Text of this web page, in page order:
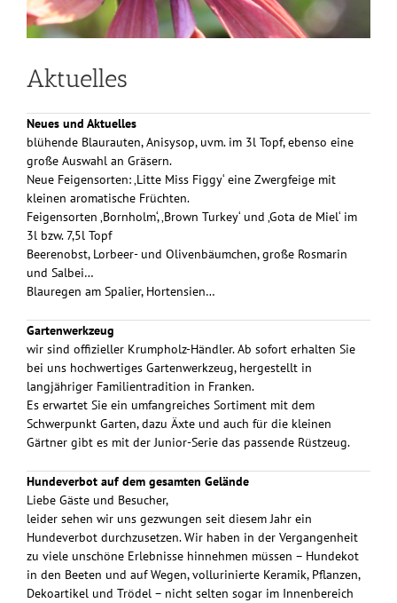
Aktuelles
Neues und Aktuelles
blühende Blaurauten, Anisysop, uvm. im 3l Topf, ebenso eine
große Auswahl an Gräsern.
Neue Feigensorten: ‚Litte Miss Figgy‘ eine Zwergfeige mit
kleinen aromatische Früchten.
Feigensorten ‚Bornholm‘, ‚Brown Turkey‘ und ‚Gota de Miel‘ im
3l bzw. 7,5l Topf
Beerenobst, Lorbeer- und Olivenbäumchen, große Rosmarin
und Salbei…
Blauregen am Spalier, Hortensien…
Gartenwerkzeug
wir sind offizieller Krumpholz-Händler. Ab sofort erhalten Sie
bei uns hochwertiges Gartenwerkzeug, hergestellt in
langjähriger Familientradition in Franken.
Es erwartet Sie ein umfangreiches Sortiment mit dem
Schwerpunkt Garten, dazu Äxte und auch für die kleinen
Gärtner gibt es mit der Junior-Serie das passende Rüstzeug.
Hundeverbot auf dem gesamten Gelände
Liebe Gäste und Besucher,
leider sehen wir uns gezwungen seit diesem Jahr ein
Hundeverbot durchzusetzen. Wir haben in der Vergangenheit
zu viele unschöne Erlebnisse hinnehmen müssen – Hundekot
in den Beeten und auf Wegen, vollurinierte Keramik, Pflanzen,
Dekoartikel und Trödel – nicht selten sogar im Innenbereich